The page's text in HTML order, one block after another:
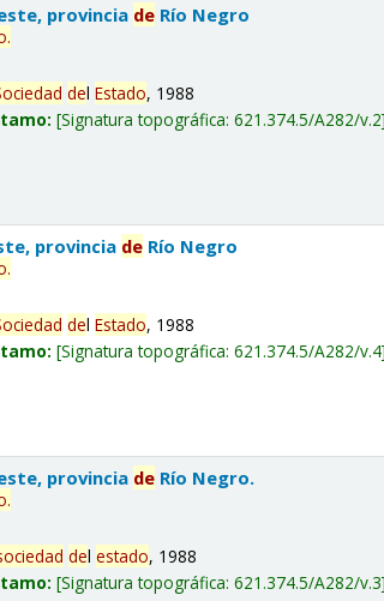
provincia de Río Negro
.
delEstado, 1988
Signatura topográfica:621.374.5/A282/v.2
provincia de Río Negro
.
delEstado, 1988
Signatura topográfica:621.374.5/A282/v.4
provincia de Río Negro.
.
delestado, 1988
Signatura topográfica:621.374.5/A282/v.3